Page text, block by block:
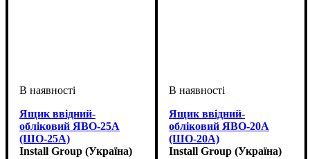
Ящик ввідний-
обліковий ЯВО-25А
(ШО-25А)
Install Group (Україна)
Ящик ввідний-
обліковий ЯВО-20А
(ШО-20А)
Install Group (Україна)